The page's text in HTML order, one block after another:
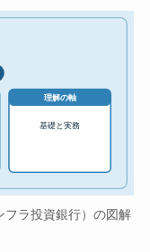
理解の軸
基礎と実務
フラ投資銀行）の図解